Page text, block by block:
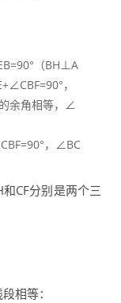
（BH⊥A
，
余角相等，∠
，∠BC
CF分别是两个三
相等：